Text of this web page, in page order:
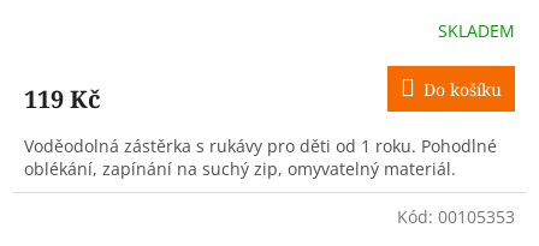
SKLADEM
119 Kč Do košíku
Voděodolná zástěrka s rukávy pro děti od 1 roku. Pohodlné
oblékání, zapínání na suchý zip, omyvatelný materiál.
Kód: 00105353